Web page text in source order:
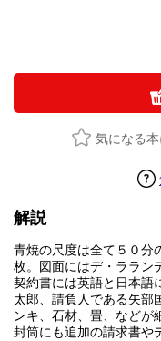
気になる本
解説
青焼の尺度は全て５０分
枚。図面にはデ・ララン
契約書には英語と日本語
太郎、請負人である矢部
ンキ、石材、畳、などが
封筒にも追加の請求書や